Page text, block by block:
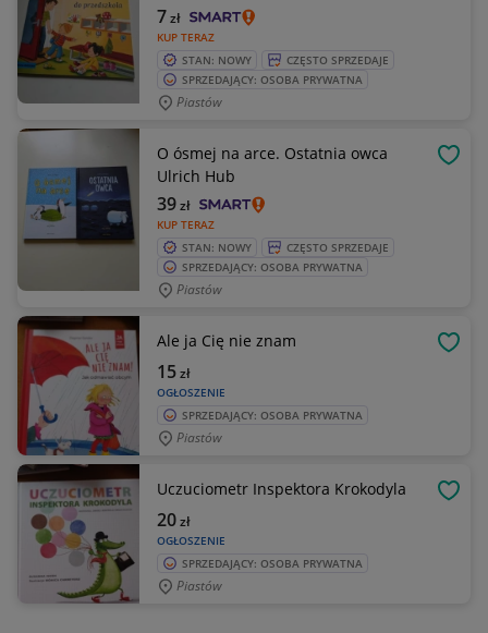
KUP TERAZ
7zł
STAN: NOWY
CZĘSTO SPRZEDAJE
SPRZEDAJĄCY: OSOBA PRYWATNA
Piastów
O ósmej na arce. Ostatnia owca
Ulrich Hub
KUP TERAZ
39zł
STAN: NOWY
CZĘSTO SPRZEDAJE
SPRZEDAJĄCY: OSOBA PRYWATNA
Piastów
Ale ja Cię nie znam
OGŁOSZENIE
15zł
SPRZEDAJĄCY: OSOBA PRYWATNA
Piastów
Uczuciometr Inspektora Krokodyla
OGŁOSZENIE
20zł
SPRZEDAJĄCY: OSOBA PRYWATNA
Piastów